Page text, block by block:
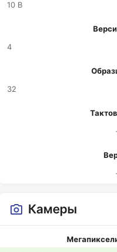
10 В
4
32
Камеры